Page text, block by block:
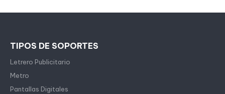
TIPOS DE SOPORTES
Letrero Publicitario
Metro
Pantallas Digitales